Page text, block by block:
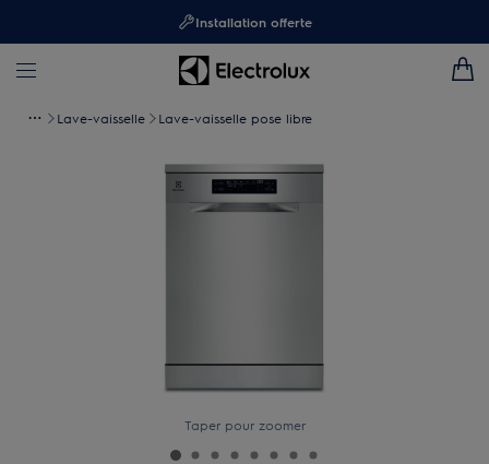
Installation offerte
Lave-vaisselle Lave-vaisselle pose libre
Taper pour zoomer